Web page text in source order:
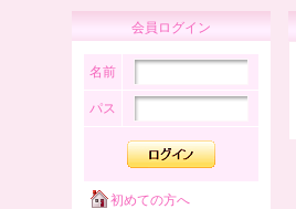
会員ログイン
名前
パス
初めての方へ